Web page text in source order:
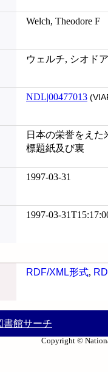
Welch, Theodore F
ウェルチ, シオド
NDL|00477013
日本の栄誉をえた
標題紙及び裏
1997-03-31
1997-03-
RDF/XML形式,
書館サーチ
Copyright ©